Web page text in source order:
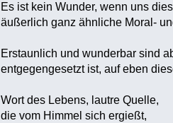
Es ist kein Wunder, wenn uns
äußerlich ganz ähnliche Moral-
Erstaunlich und wunderbar sind
entgegengesetzt ist, auf eben
Wort des Lebens, lautre Quelle,
die vom Himmel sich ergießt,